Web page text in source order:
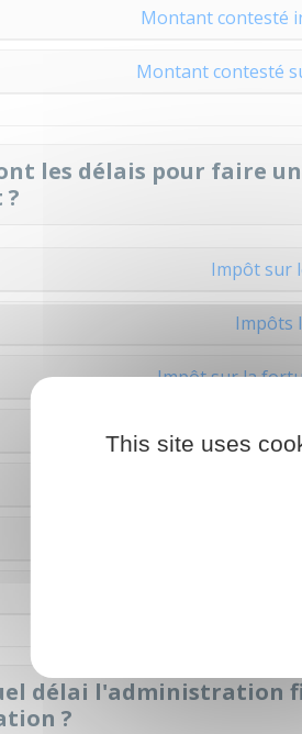
Montant contesté
Montant contesté
les délais pour faire
Impôt sur
Impôts
Impôt sur la
Nouvel avis
Procédure de
Retenue à la
délai l'administration
?
This site uses